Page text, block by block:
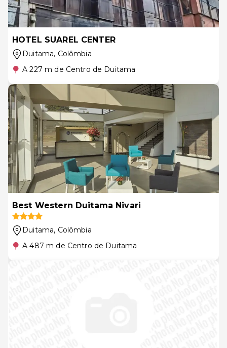
HOTEL SUAREL CENTER
Duitama, Colômbia
A 227 m de Centro de Duitama
Best Western Duitama Nivari
Duitama, Colômbia
A 487 m de Centro de Duitama